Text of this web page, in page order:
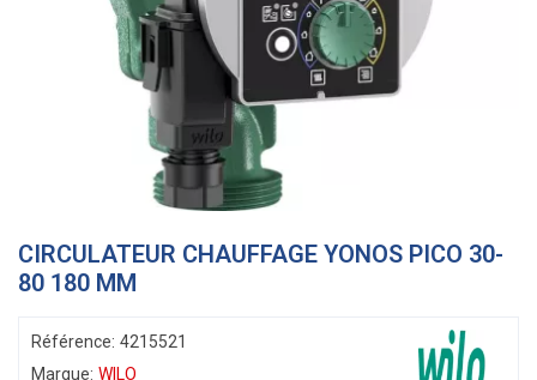
CIRCULATEUR CHAUFFAGE YONOS PICO 30-
80 180 MM
Référence: 4215521
Marque: WILO